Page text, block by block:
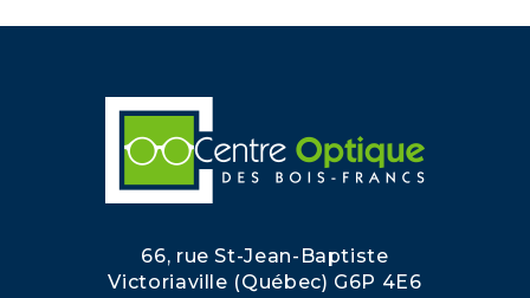
66, rue St-Jean-Baptiste
Victoriaville (Québec) G6P 4E6